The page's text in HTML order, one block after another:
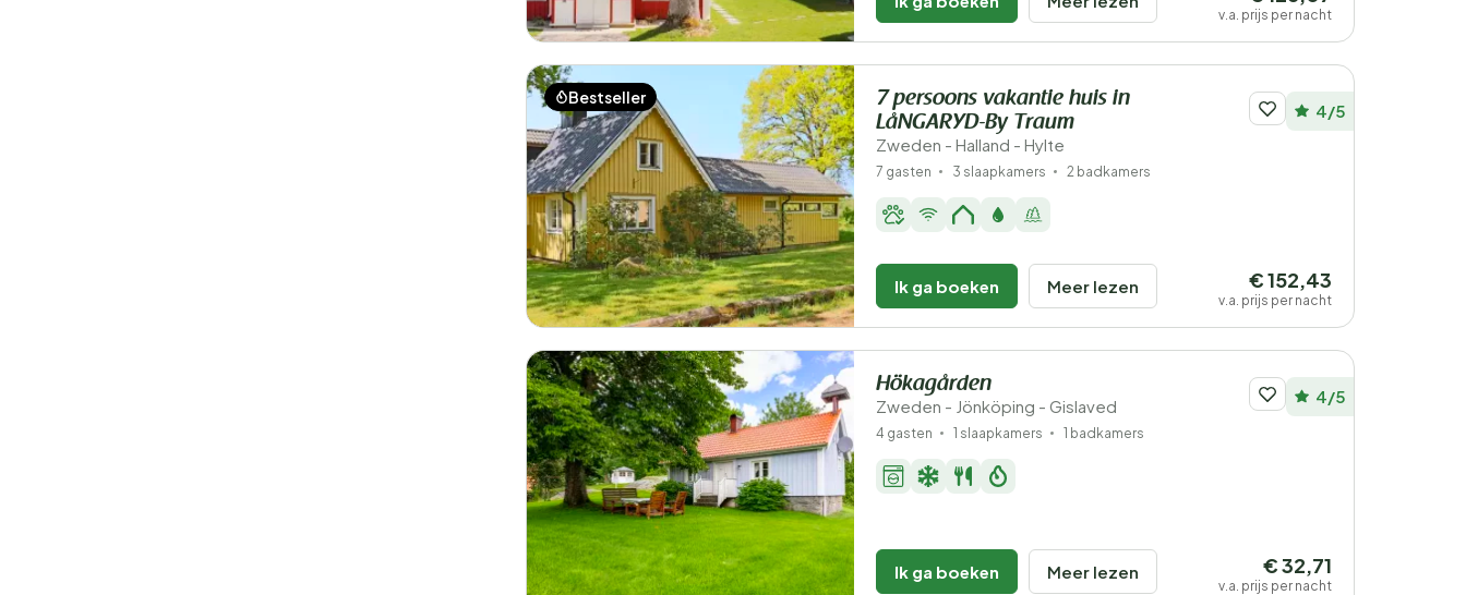
v.a. prijs per nacht
Bestseller
7 persoons vakantie huis in
LåNGARYD-By Traum
Zweden - Halland - Hylte
4/5
7 gasten 3 slaapkamers 2 badkamers
Ik ga boeken Meer lezen € 152,43
v.a. prijs per nacht
Hökagården
Zweden - Jönköping - Gislaved 4/5
4 gasten 1 slaapkamers 1 badkamers
Ik ga boeken Meer lezen € 32,71
v.a. prijs per nacht